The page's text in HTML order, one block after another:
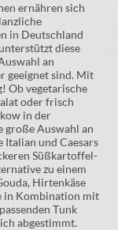
ernähren sich
in Deutschland
diese
an
geeignet sind. Mit
Ob vegetarische
oder frisch
in der
große Auswahl an
Italian und Caesars
Süßkartoffel-
zu einem
Hirtenkäse
in Kombination mit
Tunk
abgestimmt.